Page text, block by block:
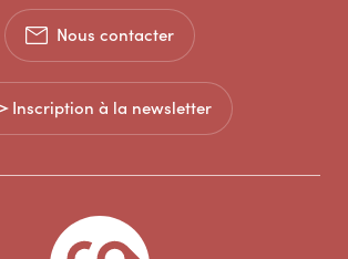
Nous contacter
Inscription à la newsletter